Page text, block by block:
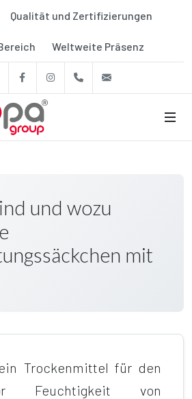
Qualität und Zertifizierungen
Weltweite Präsenz
linkedinFacebookInstagram+39 011 9507788
und wozu
mit
Trockenmittel für den
Feuchtigkeit von